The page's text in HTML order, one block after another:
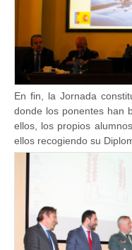
En fin, la Jornada
donde los ponentes han
ellos, los propios
ellos recogiendo su